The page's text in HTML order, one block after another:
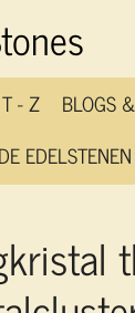
- Z BLOGS